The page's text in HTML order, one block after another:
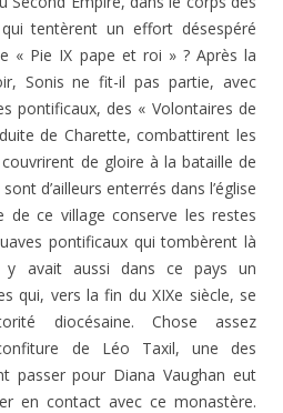
tentèrent un effort désespéré
« Pie IX pape et roi » ? Après la
Sonis ne fit-il pas partie, avec
pontificaux, des « Volontaires de
de Charette, combattirent les
de gloire à la bataille de
d’ailleurs enterrés dans l’église
de ce village conserve les restes
pontificaux qui tombèrent là
avait aussi dans ce pays un
qui, vers la fin du XIXe siècle, se
diocésaine. Chose assez
de Léo Taxil, une des
passer pour Diana Vaughan eut
en contact avec ce monastère.